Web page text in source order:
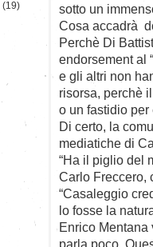
sotto un
Cosa accadrà
Perchè Di
endorsement al
e gli altri non
risorsa, perchè
o un fastidio
Di certo, la
mediatiche di
“Ha il piglio del
Carlo Freccero,
“Casaleggio
lo fosse la
Enrico Mentana
parla poco.
(19)